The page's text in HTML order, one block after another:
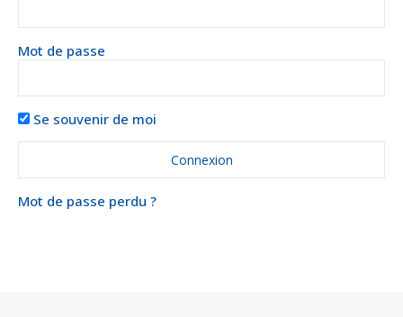
Mot de passe
Se souvenir de moi
Mot de passe perdu ?